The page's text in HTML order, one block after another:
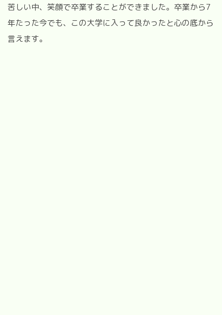
苦しい中、笑顔で卒業することができました。卒業から7
年たった今でも、この大学に入って良かったと心の底から
言えます。